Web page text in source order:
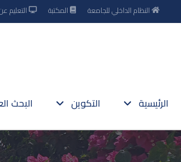
النظام الداخلي للجامعة المكتبة التعليم
الرئيسية التكوين البحث